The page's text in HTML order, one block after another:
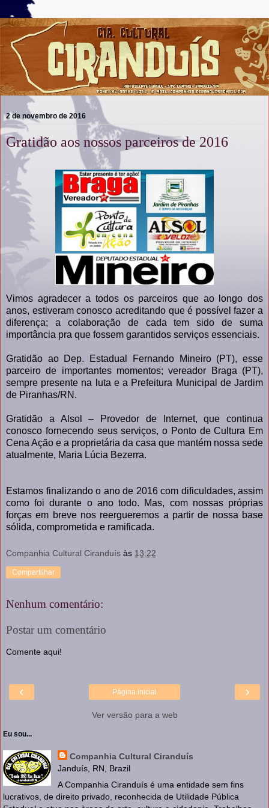
2 de novembro de 2016
Gratidão aos nossos parceiros de 2016
Vimos agradecer a todos os parceiros que ao longo dos
anos, estiveram conosco acreditando que é possível fazer a
diferença; a colaboração de cada tem sido de suma
importância pra que fossem garantidos serviços essenciais.
Gratidão ao Dep. Estadual Fernando Mineiro (PT), esse
parceiro de importantes momentos; vereador Braga (PT),
sempre presente na luta e a Prefeitura Municipal de Jardim
de Piranhas/RN.
Gratidão a Alsol – Provedor de Internet, que continua
conosco fornecendo seus serviços, o Ponto de Cultura Em
Cena Ação e a proprietária da casa que mantém nossa sede
atualmente, Maria Lúcia Bezerra.
Estamos finalizando o ano de 2016 com dificuldades, assim
como foi durante o ano todo. Mas, com nossas próprias
forças em breve nos reergueremos a partir de nossa base
sólida, comprometida e ramificada.
Companhia Cultural Ciranduís às 13:22
Compartilhar
Nenhum comentário:
Postar um comentário
Comente aqui!
‹ ›
Página inicial
Ver versão para a web
Eu sou...
Companhia Cultural Ciranduís
Janduís, RN, Brazil
A Companhia Ciranduís é uma entidade sem fins
lucrativos, de direito privado, reconhecida de Utilidade Pública